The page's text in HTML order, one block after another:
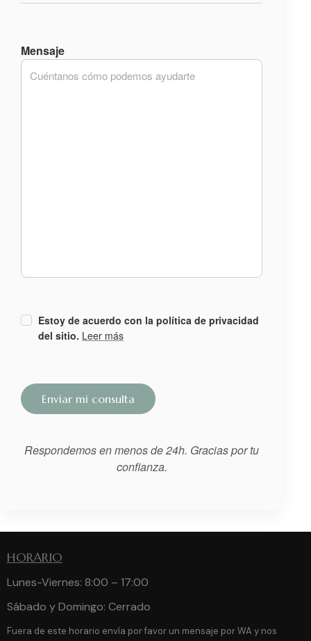
Mensaje
Estoy de acuerdo con la política de privacidad
del sitio. Leer más
Respondemos en menos de 24h. Gracias por tu
confianza.
HORARIO
Lunes-Viernes: 8:00 – 17:00
Sábado y Domingo: Cerrado
Fuera de este horario envía por favor un mensaje por WA y nos